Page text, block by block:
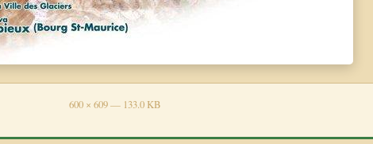
600 × 609 — 133.0 KB